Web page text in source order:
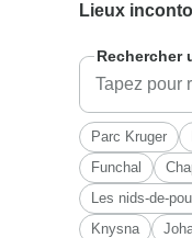
Lieux
Rechercher
Parc Kruger
Funchal
Les nids-de-
Knysna